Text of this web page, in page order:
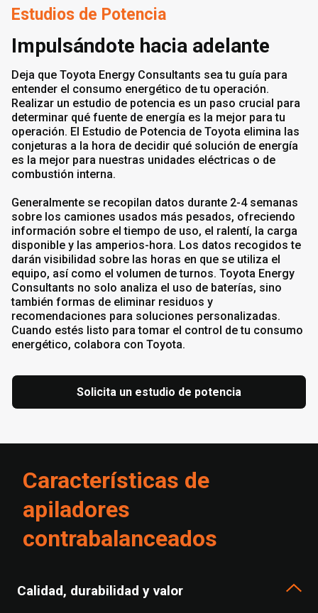
Estudios de Potencia
Impulsándote hacia adelante
Deja que Toyota Energy Consultants sea tu guía para
entender el consumo energético de tu operación.
Realizar un estudio de potencia es un paso crucial para
determinar qué fuente de energía es la mejor para tu
operación. El Estudio de Potencia de Toyota elimina las
conjeturas a la hora de decidir qué solución de energía
es la mejor para nuestras unidades eléctricas o de
combustión interna.
Generalmente se recopilan datos durante 2-4 semanas
sobre los camiones usados más pesados, ofreciendo
información sobre el tiempo de uso, el ralentí, la carga
disponible y las amperios-hora. Los datos recogidos te
darán visibilidad sobre las horas en que se utiliza el
equipo, así como el volumen de turnos. Toyota Energy
Consultants no solo analiza el uso de baterías, sino
también formas de eliminar residuos y
recomendaciones para soluciones personalizadas.
Cuando estés listo para tomar el control de tu consumo
energético, colabora con Toyota.
Solicita un estudio de potencia
Características de
apiladores
contrabalanceados
Calidad, durabilidad y valor